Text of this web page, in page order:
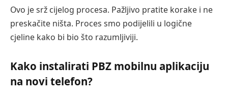
Ovo je srž cijelog procesa. Pažljivo pratite korake i ne
preskačite ništa. Proces smo podijelili u logične
cjeline kako bi bio što razumljiviji.
Kako instalirati PBZ mobilnu aplikaciju
na novi telefon?